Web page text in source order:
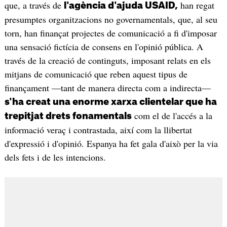
que, a través de l'agència d'ajuda USAID, han regat
presumptes organitzacions no governamentals, que, al seu
torn, han finançat projectes de comunicació a fi d'imposar
una sensació fictícia de consens en l'opinió pública. A
través de la creació de continguts, imposant relats en els
mitjans de comunicació que reben aquest tipus de
finançament —tant de manera directa com a indirecta—
s'ha creat una enorme xarxa clientelar que ha
trepitjat drets fonamentalscom el de l'accés a la
informació veraç i contrastada, així com la llibertat
d'expressió i d'opinió. Espanya ha fet gala d'això per la via
dels fets i de les intencions.